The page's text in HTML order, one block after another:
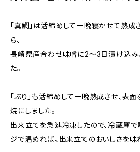
「真鯛」は活締めして一晩寝かせて熟成
ら、
長崎県産合わせ味噌に2～3日漬け込み
た。
「ぶり」も活締めして一晩熟成させ、表
焼にしました。
出来立てを急速冷凍したので、冷蔵庫で
ジで温めれば、出来立てのおいしさを味